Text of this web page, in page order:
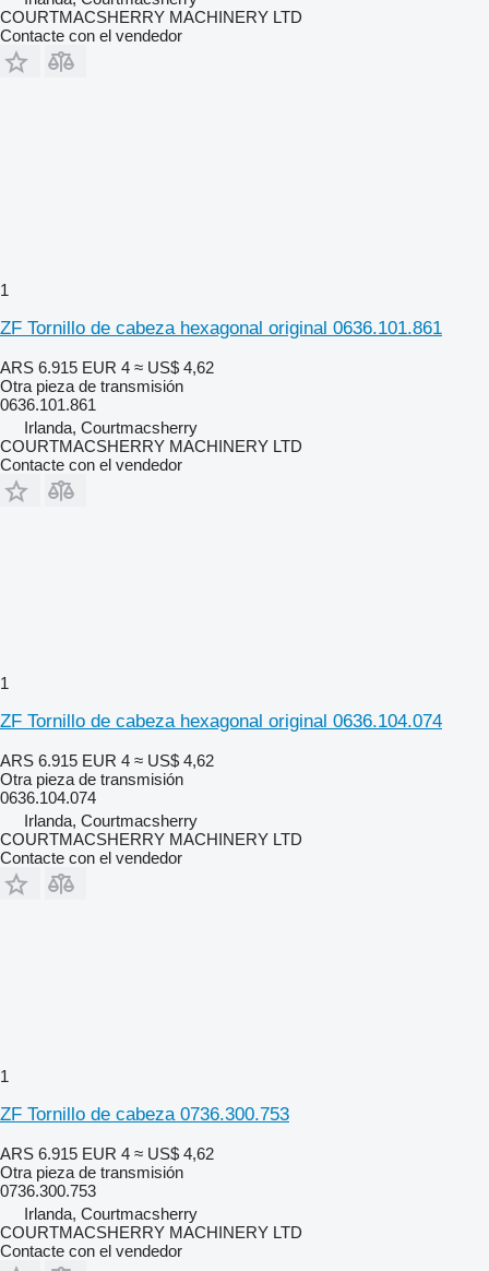
COURTMACSHERRY MACHINERY LTD
Contacte con el vendedor
1
ZF Tornillo de cabeza hexagonal original 0636.101.861
ARS 6.915 EUR 4 ≈ US$ 4,62
Otra pieza de transmisión
0636.101.861
Irlanda, Courtmacsherry
COURTMACSHERRY MACHINERY LTD
Contacte con el vendedor
1
ZF Tornillo de cabeza hexagonal original 0636.104.074
ARS 6.915 EUR 4 ≈ US$ 4,62
Otra pieza de transmisión
0636.104.074
Irlanda, Courtmacsherry
COURTMACSHERRY MACHINERY LTD
Contacte con el vendedor
1
ZF Tornillo de cabeza 0736.300.753
ARS 6.915 EUR 4 ≈ US$ 4,62
Otra pieza de transmisión
0736.300.753
Irlanda, Courtmacsherry
COURTMACSHERRY MACHINERY LTD
Contacte con el vendedor